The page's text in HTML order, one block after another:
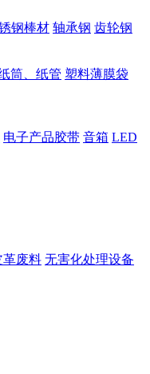
钢棒材 轴承钢 齿轮钢
筒、纸管 塑料薄膜袋
电子产品胶带 音箱 LED
革废料 无害化处理设备